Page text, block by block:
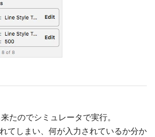
たのでシミュレータで実行。
てしまい、何が入力されているか分か